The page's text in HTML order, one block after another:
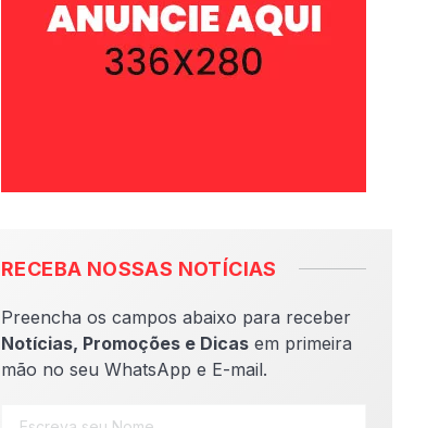
RECEBA NOSSAS NOTÍCIAS
Preencha os campos abaixo para receber
Notícias, Promoções e Dicas em primeira
mão no seu WhatsApp e E-mail.